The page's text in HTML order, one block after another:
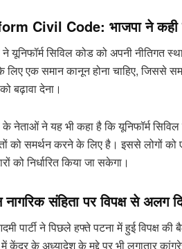
Civil Code: भाजपा ने कही
ने यूनिफॉर्म सिविल कोड को अपनी नीतिगत
लिए एक समान कानून होना चाहिए,
बढ़ावा देना।
के नेताओं ने यह भी कहा है कि यूनिफॉर्म
को समर्थन करने के लिए है। इससे लोगों
को निर्धारित किया जा सकेगा।
नागरिक संहिता पर विपक्ष से अलग
पार्टी ने पिछले हफ्ते पटना में हुई विपक्ष
में केंद्र के अध्यादेश के मुद्दे पर भी लगातार